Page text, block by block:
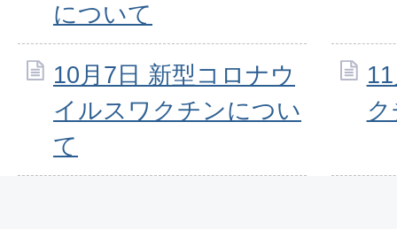
について
10月7日 新型コロナウ
イルスワクチンについ
て